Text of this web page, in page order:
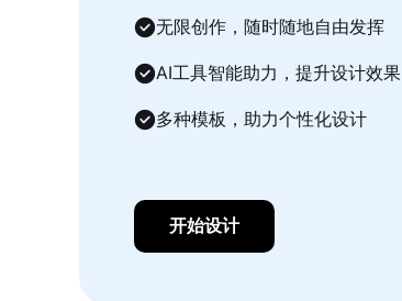
无限创作，随时随地自由发挥
AI工具智能助力，提升设计效果
多种模板，助力个性化设计
开始设计